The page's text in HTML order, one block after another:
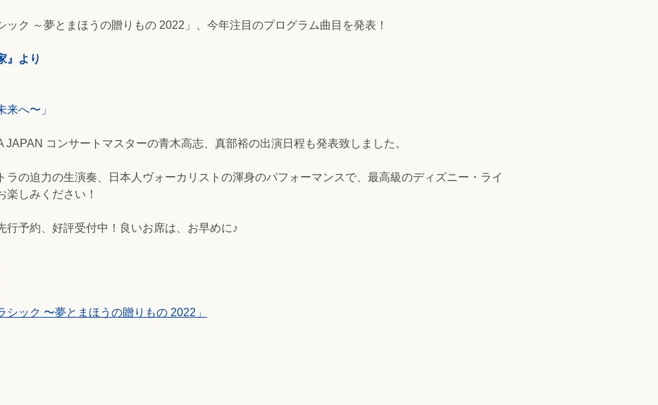
ック ～夢とまほうの贈りもの 2022」、今年注目のプログラム曲目を発表！
』より
来へ〜」
コンサートマスターの青木高志、真部裕の出演日程も発表致しました。
ラの迫力の生演奏、日本人ヴォーカリストの渾身のパフォーマンスで、最高級のディズニー・ライ
楽しみください！
行予約、好評受付中！良いお席は、お早めに♪
ック 〜夢とまほうの贈りもの 2022」